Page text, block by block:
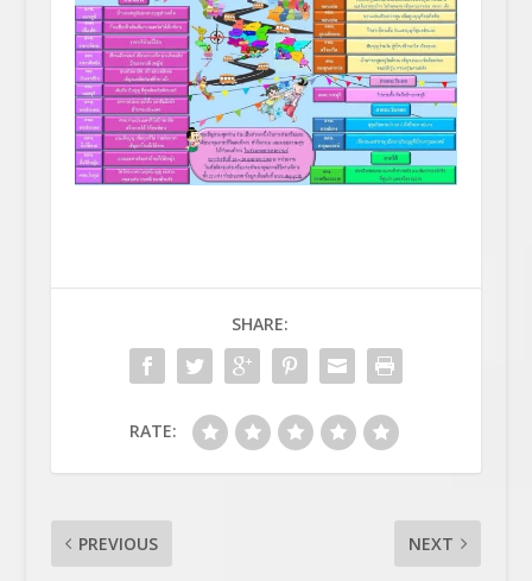
SHARE:
RATE:
PREVIOUS NEXT